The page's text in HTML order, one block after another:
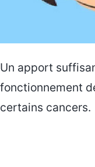
Un apport
fonctionnement
certains cancers.